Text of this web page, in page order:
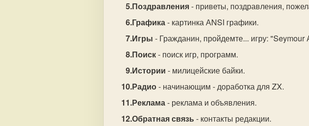
Поздравления- приветы, поздравления,
Графика- картинка АNSI графики.
Игры - Гражданин, пройдемте... игру: "Seymour
Поиск- поиск игр, программ.
Истории - милицейские байки.
Радио- начинающим - доработка для ZX.
Реклама- реклама и объявления.
Обратная связь - контакты редакции.